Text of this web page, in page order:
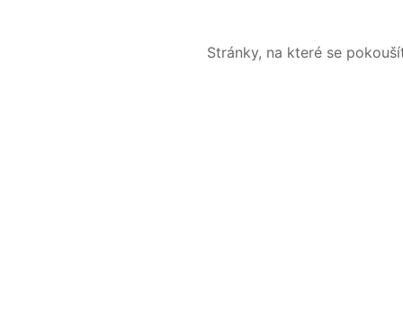
Stránky, na které se